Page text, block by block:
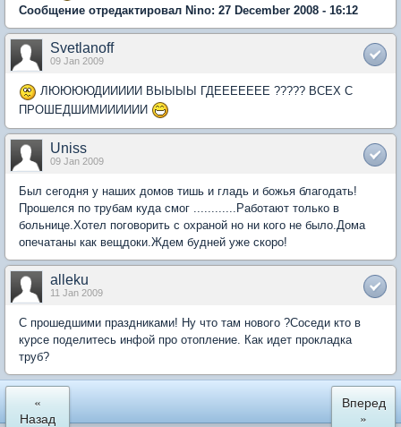
Сообщение отредактировал Nino: 27 December 2008 - 16:12
Svetlanoff
09 Jan 2009
ЛЮЮЮЮДИИИИИ ВЫЫЫЫ ГДЕЕЕЕЕЕЕ ????? ВСЕХ С
ПРОШЕДШИМИИИИИИ
Uniss
09 Jan 2009
Был сегодня у наших домов тишь и гладь и божья благодать!
Прошелся по трубам куда смог ............Работают только в
больнице.Хотел поговорить с охраной но ни кого не было.Дома
опечатаны как вещдоки.Ждем будней уже скоро!
alleku
11 Jan 2009
С прошедшими праздниками! Ну что там нового ?Соседи кто в
курсе поделитесь инфой про отопление. Как идет прокладка
труб?
«
Назад
Вперед
»